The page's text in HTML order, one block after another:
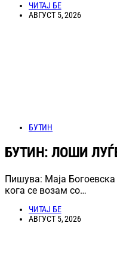
ЧИТАЈ БЕ
АВГУСТ 5, 2026
БУТИН
БУТИН: ЛОШИ
Пишува: Маја
кога се возам со…
ЧИТАЈ БЕ
АВГУСТ 5, 2026